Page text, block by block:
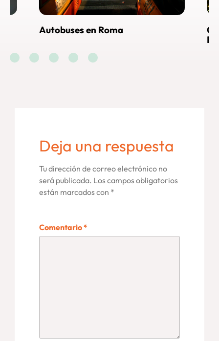
en Roma
Cómo llegar al
Deja una respuesta
Tu dirección de correo electrónico no
será publicada. Los campos obligatorios
están marcados con *
Comentario*